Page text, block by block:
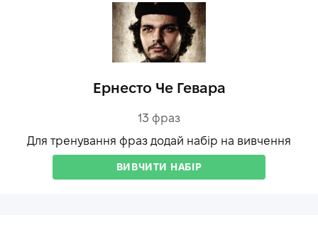
Ернесто Че Гевара
13 фраз
Для тренування фраз додай набір на вивчення
ВИВЧИТИ НАБІР